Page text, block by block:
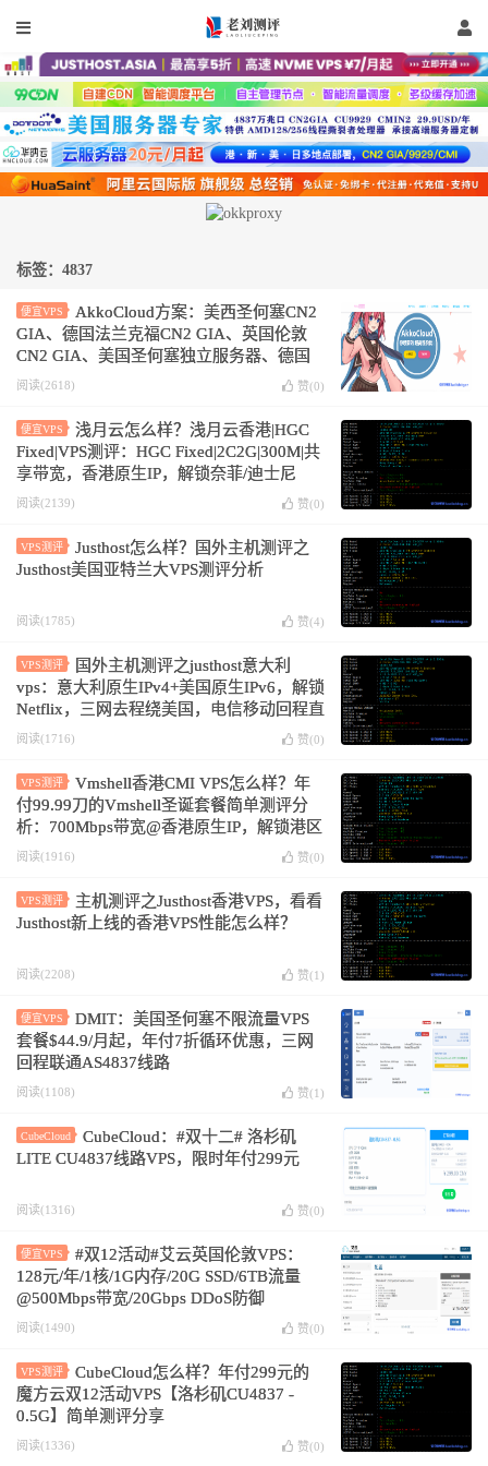
标签：4837
便宜VPS
AkkoCloud方案：美西圣何塞CN2
GIA、德国法兰克福CN2 GIA、英国伦敦
CN2 GIA、美国圣何塞独立服务器、德国
法兰克福独立服务器、英国伦敦独立服务
阅读(2618) 赞(0)
便宜VPS
浅月云怎么样？浅月云香港|HGC
Fixed|VPS测评：HGC Fixed|2C2G|300M|共
享带宽，香港原生IP，解锁奈菲/迪士尼
阅读(2139) 赞(0)
VPS测评
Justhost怎么样？国外主机测评之
Justhost美国亚特兰大VPS测评分析
阅读(1785) 赞(4)
VPS测评
国外主机测评之justhost意大利
vps：意大利原生IPv4+美国原生IPv6，解锁
Netflix，三网去程绕美国，电信移动回程直
连，移动回程绕美国
阅读(1716) 赞(0)
VPS测评
Vmshell香港CMI VPS怎么样？年
付99.99刀的Vmshell圣诞套餐简单测评分
析：700Mbps带宽@香港原生IP，解锁港区
奈菲/迪士尼，油管跑4万Kbps
阅读(1916) 赞(0)
VPS测评
主机测评之Justhost香港VPS，看看
Justhost新上线的香港VPS性能怎么样？
阅读(2208) 赞(1 )
便宜VPS
DMIT：美国圣何塞不限流量VPS
套餐$44.9/月起，年付7折循环优惠，三网
回程联通AS4837线路
阅读(1108) 赞(1 )
CubeCloud
CubeCloud：#双十二# 洛杉矶
LITE CU4837线路VPS，限时年付299元
阅读(1316) 赞(0)
便宜VPS
#双12活动#艾云英国伦敦VPS：
128元/年/1核/1G内存/20G SSD/6TB流量
@500Mbps带宽/20Gbps DDoS防御
阅读(1490) 赞(0)
VPS测评
CubeCloud怎么样？年付299元的
魔方云双12活动VPS【洛杉矶CU4837 -
0.5G】简单测评分享
阅读(1336) 赞(0)